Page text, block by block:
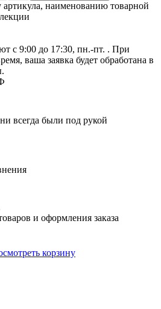
наименованию товарной
с 9:00 до 17:30, пн.-пт. . При
ваша заявка будет обработана в
всегда были под рукой
и оформления заказа
корзину